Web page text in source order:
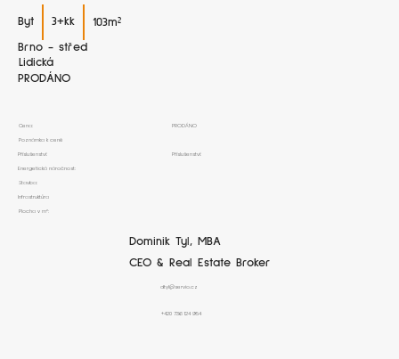
Byt 3+kk 103m²
Brno - střed
Lidická
PRODÁNO
Cena:
Poznámka k ceně
Příslušenství:
Energetická náročnost:
Stavba:
Infrastruktůra
Plocha v m²:
Dominik Tyl, MBA
CEO & Real Estate Broker
dtyl@servio.cz
+420 736 124 954
PRODÁNO
Příslušenství: